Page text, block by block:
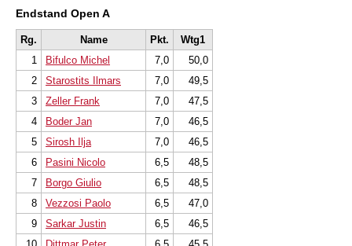
Endstand Open A
Rg. Name Pkt.
Wtg1
1
Bifulco Michel 7,0
50,0
2
Starostits Ilmars 7,0
49,5
3
Zeller Frank 7,0
47,5
4
Boder Jan 7,0
46,5
5
Sirosh Ilja 7,0
46,5
6
Pasini Nicolo 6,5
48,5
7
Borgo Giulio 6,5
48,5
8
Vezzosi Paolo 6,5
47,0
9
Sarkar Justin 6,5
46,5